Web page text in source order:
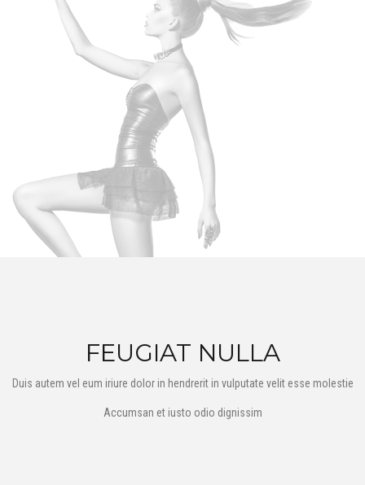
FEUGIAT NULLA
Duis autem vel eum iriure dolor in hendrerit in vulputate velit esse molestie
Accumsan et iusto odio dignissim